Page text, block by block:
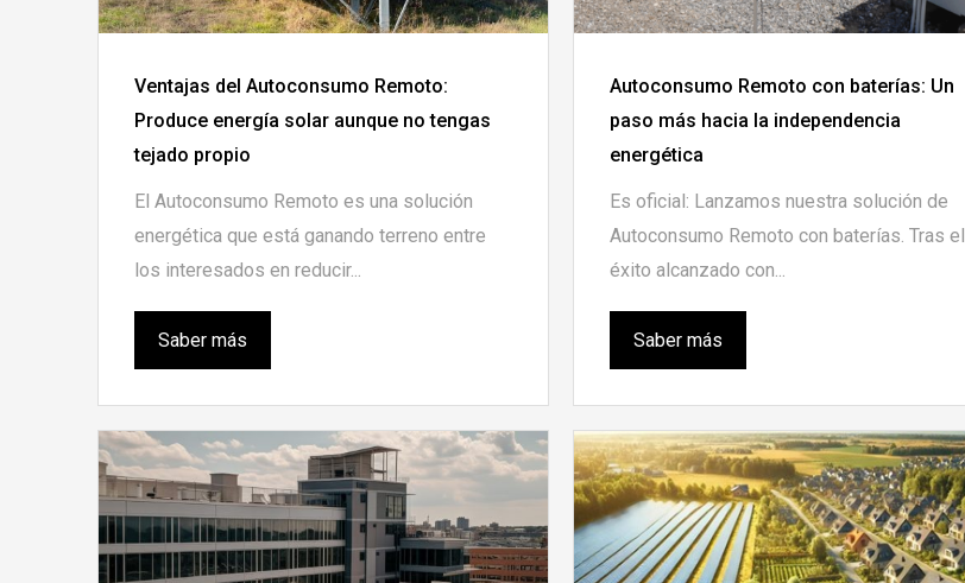
Ventajas del Autoconsumo Remoto:
Produce energía solar aunque no tengas
tejado propio
El Autoconsumo Remoto es una solución
energética que está ganando terreno entre
los interesados en reducir...
Saber más
Autoconsumo Remoto con baterías: Un
paso más hacia la independencia
energética
Es oficial: Lanzamos nuestra solución de
Autoconsumo Remoto con baterías. Tras el
éxito alcanzado con...
Saber más